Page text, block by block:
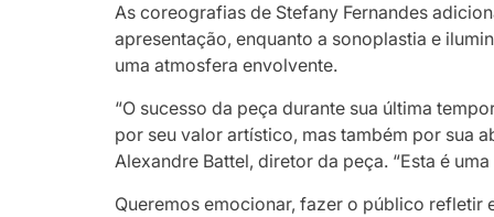
As coreografias de Stefany Fernandes
apresentação, enquanto a sonoplastia e
uma atmosfera envolvente.
“O sucesso da peça durante sua última
por seu valor artístico, mas também por sua
Alexandre Battel, diretor da peça. “Esta é
Queremos emocionar, fazer o público refletir